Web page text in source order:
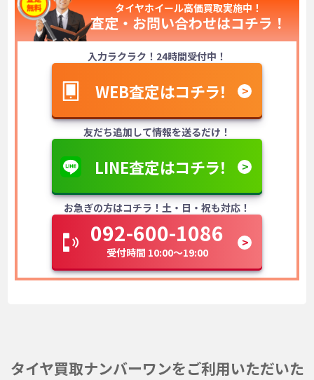
タイヤホイール高価買取実施中！
査定・お問い合わせはコチラ！
入力ラクラク！24時間受付中！
WEB査定はコチラ！
友だち追加して情報を送るだけ！
LINE査定はコチラ！
お急ぎの方はコチラ！土・日・祝も対応！
092-600-1086
受付時間 10:00～19:00
タイヤ買取ナンバーワンをご利用いただいた